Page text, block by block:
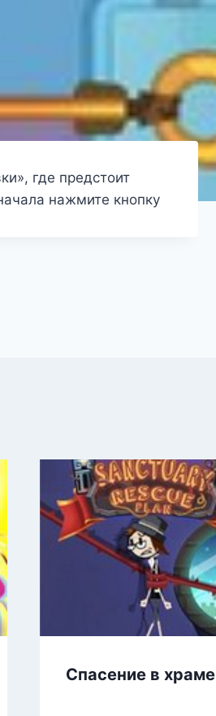
где предстоит
нажмите кнопку
Спасение в храме